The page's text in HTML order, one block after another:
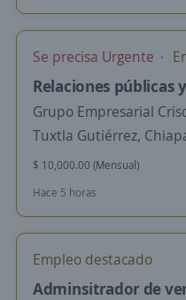
Se precisa Urgente
Relaciones públicas
Grupo Empresarial
Tuxtla Gutiérrez,
$ 10,000.00 (Mensual)
Hace 5 horas
Empleo destacado
Adminsitrador de